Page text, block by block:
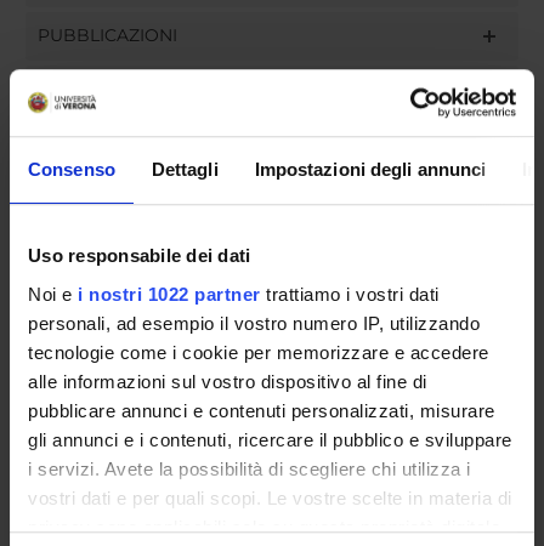
Consenso Dettagli Impostazioni degli annunci
Uso responsabile dei dati
Noi e i nostri 1022 partner trattiamo i vostri dati
personali, ad esempio il vostro numero IP, utilizzando
tecnologie come i cookie per memorizzare e accedere
alle informazioni sul vostro dispositivo al fine di
pubblicare annunci e contenuti personalizzati, misurare
gli annunci e i contenuti, ricercare il pubblico e sviluppare
i servizi. Avete la possibilità di scegliere chi utilizza i
vostri dati e per quali scopi. Le vostre scelte in materia di
privacy sono applicabili solo su questa proprietà digitale
PUBBLICAZIONI
INCARICHI
GOVERNANCE
COMMISSIONI
UFFICI E STRUTTURE DI SERVIZIO
SERVIZI DI SEGRETERIA STUDENTI
STRUTTURE DEL DIPARTIMENTO